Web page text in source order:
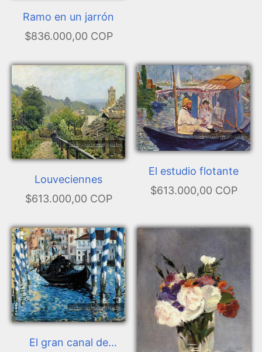
Ramo en un jarrón
$836.000,00 COP
Louveciennes
$613.000,00 COP
El estudio flotante
$613.000,00 COP
El gran canal de